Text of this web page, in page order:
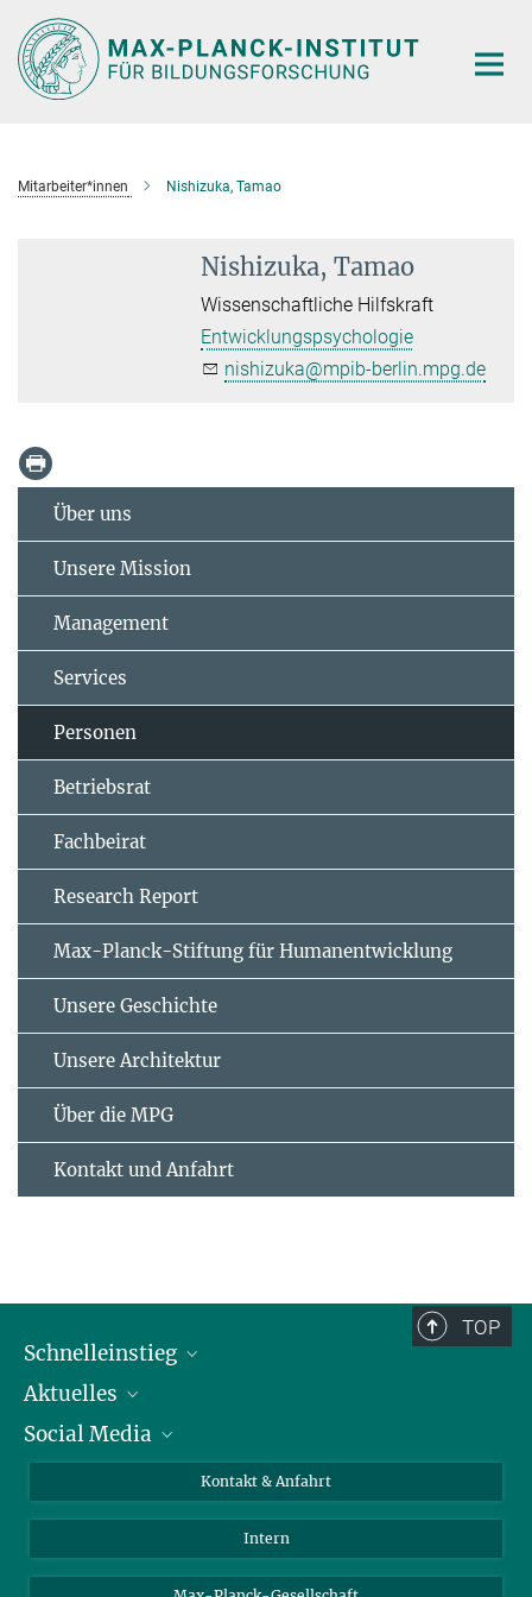
Hauptinhalt
Mitarbeiter*innen Nishizuka, Tamao
Nishizuka, Tamao
Wissenschaftliche Hilfskraft
Entwicklungspsychologie
nishizuka@mpib-berlin.mpg.de
Über uns
Unsere Mission
Management
Services
Personen
Betriebsrat
Fachbeirat
Research Report
Max-Planck-Stiftung für Humanentwicklung
Unsere Geschichte
Unsere Architektur
Über die MPG
Kontakt und Anfahrt
TOP
Schnelleinstieg
Personen
Pressebereich
Aktuelles
Stellenangebote
Social Media
LinkedIn
Kontakt & Anfahrt
Intern